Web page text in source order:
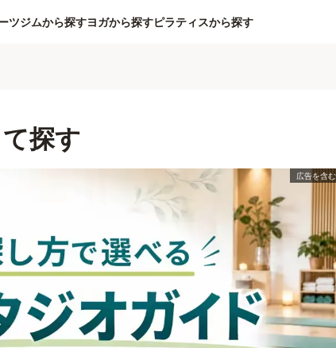
ツジムから探すヨガから探すピラティスから探す
探す